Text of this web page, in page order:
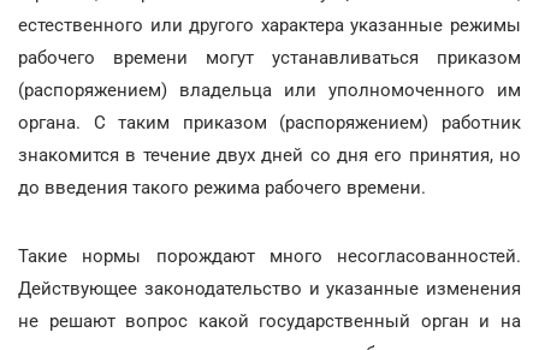
естественного или другого характера указанные режимы
рабочего времени могут устанавливаться приказом
(распоряжением) владельца или уполномоченного им
органа. С таким приказом (распоряжением) работник
знакомится в течение двух дней со дня его принятия, но
до введения такого режима рабочего времени.
Такие нормы порождают много несогласованностей.
Действующее законодательство и указанные изменения
не решают вопрос какой государственный орган и на